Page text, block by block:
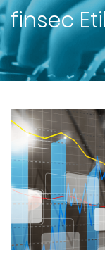
finsec